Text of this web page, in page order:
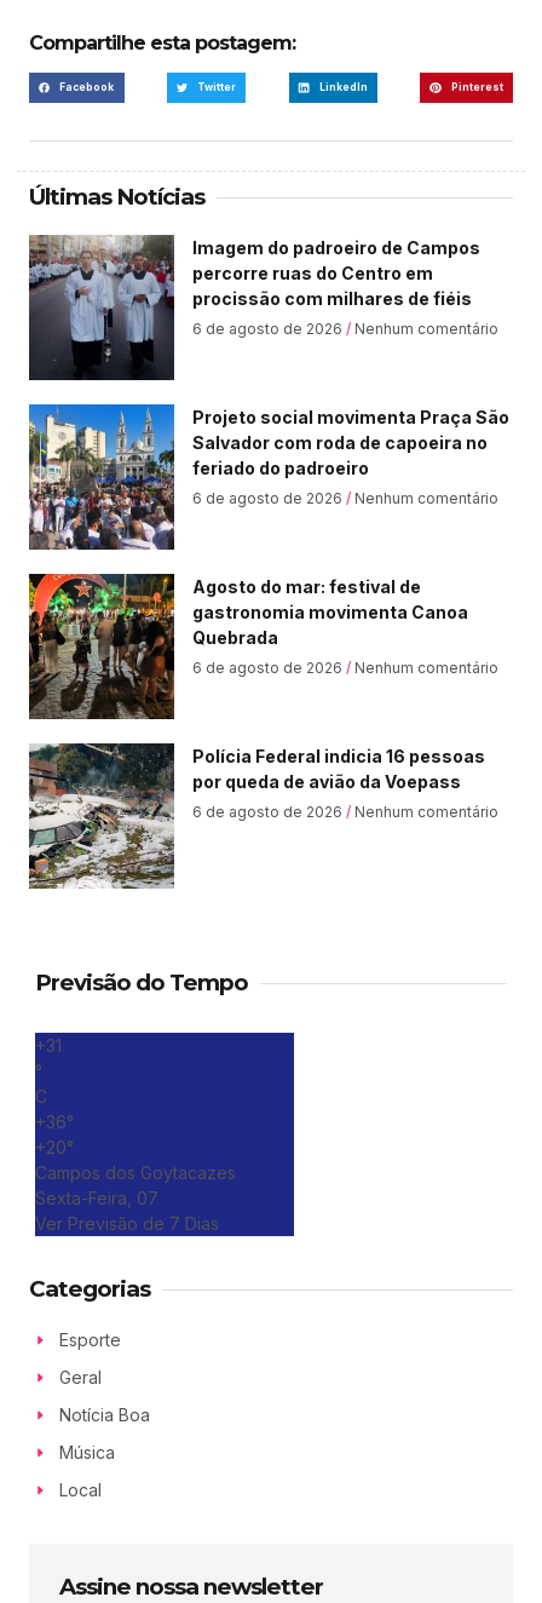
Compartilhe esta postagem:
Facebook Twitter LinkedIn Pinterest
Últimas Notícias
Imagem do padroeiro de Campos
percorre ruas do Centro em
procissão com milhares de fiéis
6 de agosto de 2026 Nenhum comentário
Projeto social movimenta Praça São
Salvador com roda de capoeira no
feriado do padroeiro
6 de agosto de 2026 Nenhum comentário
Agosto do mar: festival de
gastronomia movimenta Canoa
Quebrada
6 de agosto de 2026 Nenhum comentário
Polícia Federal indicia 16 pessoas
por queda de avião da Voepass
6 de agosto de 2026 Nenhum comentário
Previsão do Tempo
+31
°
C
+36°
+20°
Campos dos Goytacazes
Sexta-Feira, 07
Ver Previsão de 7 Dias
Categorias
Esporte
Geral
Notícia Boa
Música
Local
Assine nossa newsletter